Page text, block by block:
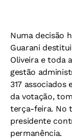
Numa decisão
Guarani
Oliveira e toda
gestão
317
da votação,
terça-feira. No
presidente
permanência.